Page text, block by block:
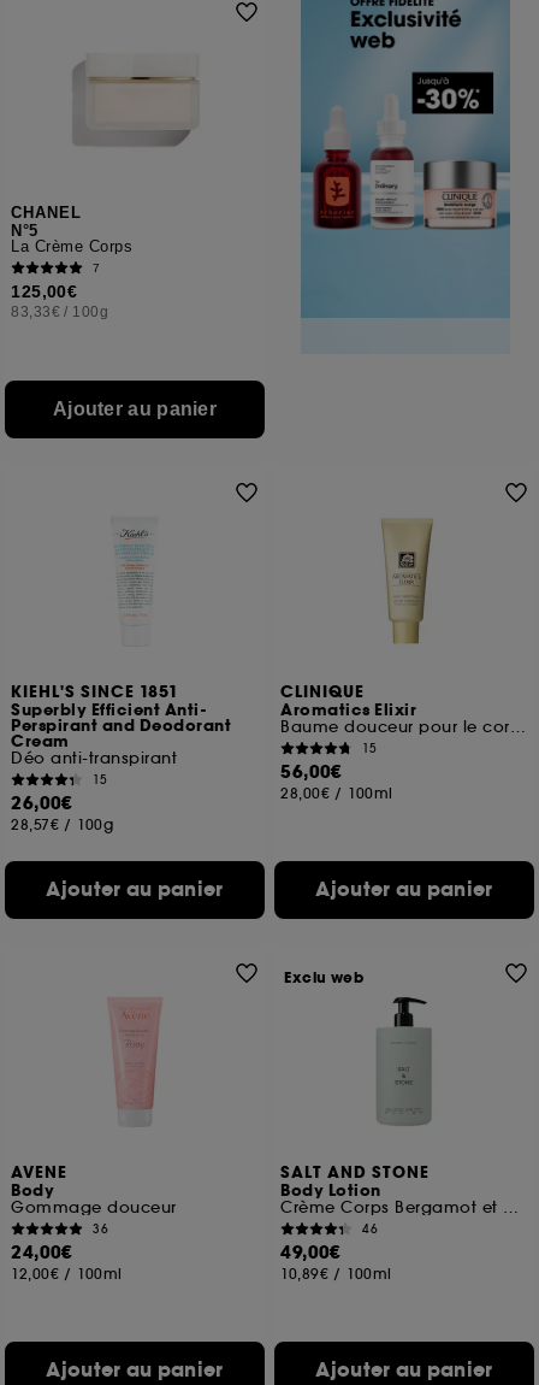
CHANEL
N°5
La Crème Corps
7
125,00€
83,33€ / 100g
Ajouter au panier
KIEHL'S SINCE 1851
Superbly Efficient Anti-
Perspirant and Deodorant
Cream
Déo anti-transpirant
15
26,00€
28,57€ / 100g
Ajouter au panier
CLINIQUE
Aromatics Elixir
Baume douceur pour le corps
15
56,00€
28,00€ / 100ml
Ajouter au panier
AVENE
Body
Gommage douceur
36
24,00€
12,00€ / 100ml
Ajouter au panier
SALT AND STONE
Body Lotion
Crème Corps Bergamot et Hinoki
46
49,00€
10,89€ / 100ml
Ajouter au panier
Exclu web